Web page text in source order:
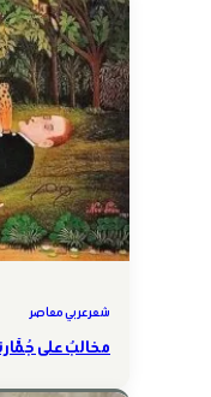
شعر عربي معاصر
مخالبٌ على